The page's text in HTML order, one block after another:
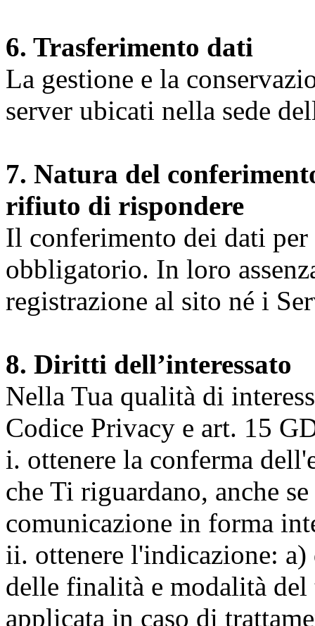
6. Trasferimento dati
La gestione e la
server ubicati nella sede
7. Natura del
rifiuto di rispondere
Il conferimento dei dati
obbligatorio. In loro
registrazione al sito né i
8. Diritti dell’interessato
Nella Tua qualità di
Codice Privacy e art. 15
i. ottenere la conferma
che Ti riguardano, anche
comunicazione in forma
ii. ottenere l'indicazione:
delle finalità e modalità
applicata in caso di